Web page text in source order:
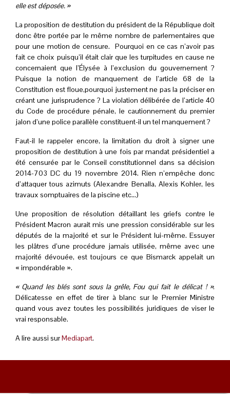
elle est déposée. »
La proposition de destitution du président de la République doit
donc être portée par le même nombre de parlementaires que
pour une motion de censure. Pourquoi en ce cas n’avoir pas
fait ce choix puisqu’il était clair que les turpitudes en cause ne
concernaient que l’Élysée à l’exclusion du gouvernement ?
Puisque la notion de manquement de l’article 68 de la
Constitution est floue,pourquoi justement ne pas la préciser en
créant une jurisprudence ? La violation délibérée de l’article 40
du Code de procédure pénale, le cautionnement du premier
jalon d’une police parallèle constituent-il un tel manquement ?
Faut-il le rappeler encore, la limitation du droit à signer une
proposition de destitution à une fois par mandat présidentiel a
été censurée par le Conseil constitutionnel dans sa décision
2014-703 DC du 19 novembre 2014. Rien n’empêche donc
d’attaquer tous azimuts (Alexandre Benalla, Alexis Kohler, les
travaux somptuaires de la piscine etc…)
Une proposition de résolution détaillant les griefs contre le
Président Macron aurait mis une pression considérable sur les
députés de la majorité et sur le Président lui-même. Essuyer
les plâtres d’une procédure jamais utilisée, même avec une
majorité dévouée, est toujours ce que Bismarck appelait un
« impondérable ».
« Quand les blés sont sous la grêle, Fou qui fait le délicat ! ».
Délicatesse en effet de tirer à blanc sur le Premier Ministre
quand vous avez toutes les possibilités juridiques de viser le
vrai responsable.
A lire aussi surMediapart.